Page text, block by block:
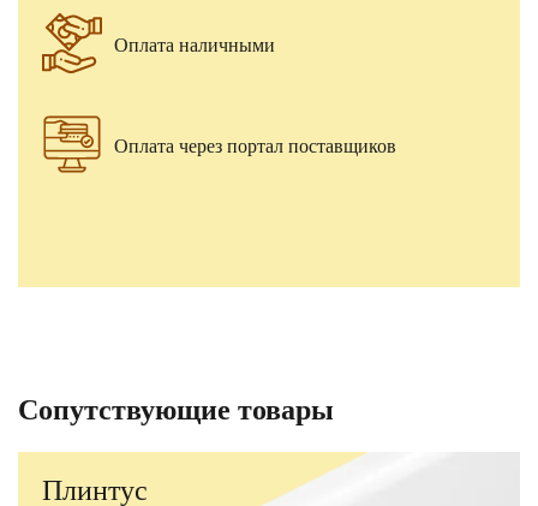
Оплата наличными
Оплата через портал поставщиков
Сопутствующие товары
Плинтус